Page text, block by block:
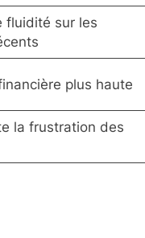
fluidité sur les
plus haute
la frustration des